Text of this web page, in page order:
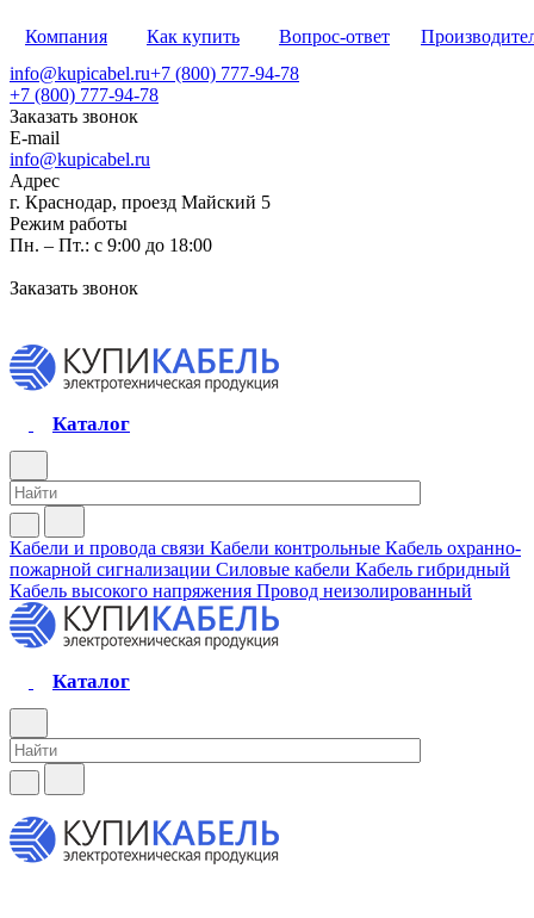
Компания Как купить Вопрос-ответ
info@kupicabel.ru+7 (800) 777-94-78
+7 (800) 777-94-78
Заказать звонок
E-mail
info@kupicabel.ru
Адрес
г. Краснодар, проезд Майский 5
Режим работы
Пн. – Пт.: с 9:00 до 18:00
Заказать звонок
Каталог
Кабели и провода связи Кабели контрольные Кабель охранно-
пожарной сигнализации Силовые кабели Кабель гибридный
Кабель высокого напряжения Провод неизолированный
Каталог